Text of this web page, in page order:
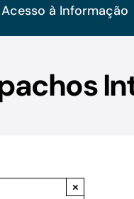
Acesso à Informação
×